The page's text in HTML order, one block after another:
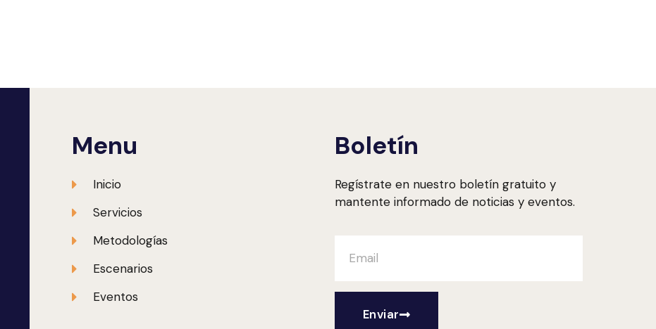
Menu
Inicio
Servicios
Metodologías
Escenarios
Eventos
Boletín
Regístrate en nuestro boletín gratuito y
mantente informado de noticias y eventos.
Enviar